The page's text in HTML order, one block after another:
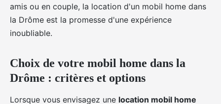
amis ou en couple, la location d'un mobil home dans
la Drôme est la promesse d'une expérience
inoubliable.
Choix de votre mobil home dans la
Drôme : critères et options
Lorsque vous envisagez une location mobil home